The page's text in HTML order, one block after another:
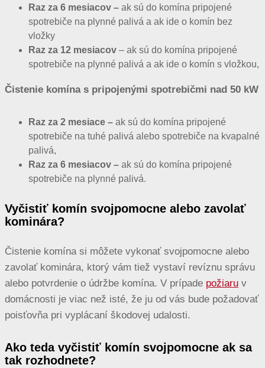
Raz za 6 mesiacov – ak sú do komína pripojené
spotrebiče na plynné palivá a ak ide o komín bez
vložky
Raz za 12 mesiacov – ak sú do komína pripojené
spotrebiče na plynné palivá a ak ide o komín s vložkou,
Čistenie komína s pripojenými spotrebičmi nad 50 kW
Raz za 2 mesiace – ak sú do komína pripojené
spotrebiče na tuhé palivá alebo spotrebiče na kvapalné
palivá,
Raz za 6 mesiacov – ak sú do komína pripojené
spotrebiče na plynné palivá.
Vyčistiť komín svojpomocne alebo zavolať
kominára?
Čistenie komína si môžete vykonať svojpomocne alebo
zavolať kominára, ktorý vám tiež vystaví revíznu správu
alebo potvrdenie o údržbe komína. V prípade požiaru v
domácnosti je viac než isté, že ju od vás bude požadovať
poisťovňa pri vyplácaní škodovej udalosti.
Ako teda vyčistiť komín svojpomocne ak sa
tak rozhodnete?